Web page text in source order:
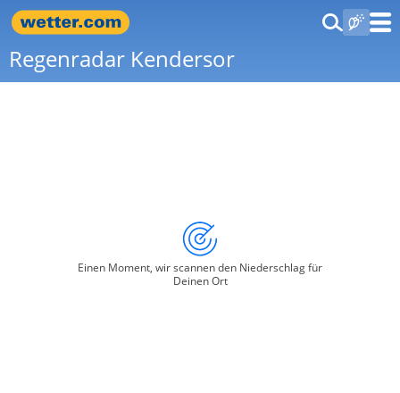
Regenradar Kendersor
Einen Moment, wir scannen den Niederschlag für
Deinen Ort